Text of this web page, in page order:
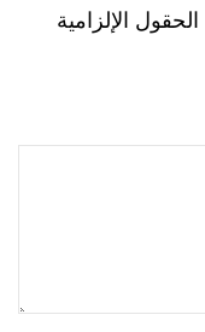
الحقول الإلزامية